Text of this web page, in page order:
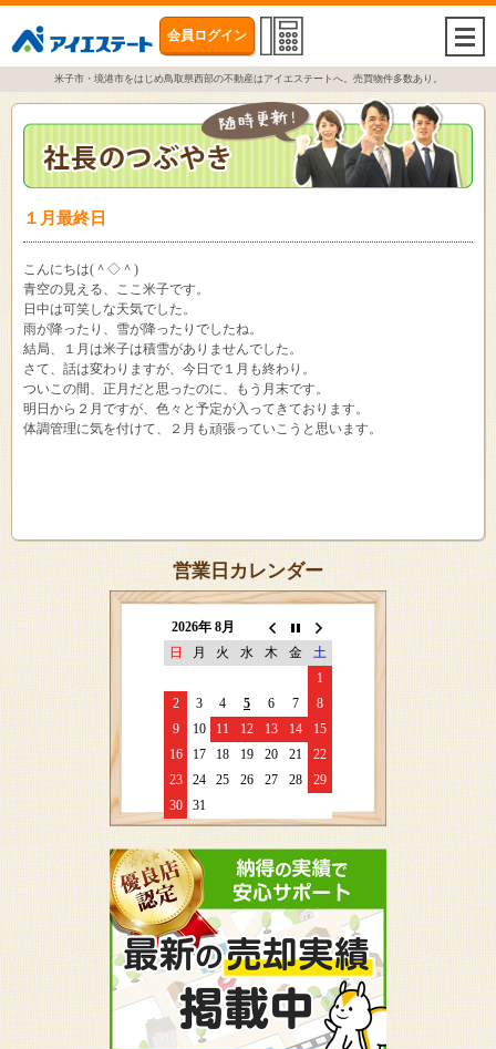
会員ログイン
米子市・境港市をはじめ鳥取県西部の不動産はアイエステートへ。売買物件多数あり。
１月最終日
こんにちは(＾◇＾)
青空の見える、ここ米子です。
日中は可笑しな天気でした。
雨が降ったり、雪が降ったりでしたね。
結局、１月は米子は積雪がありませんでした。
さて、話は変わりますが、今日で１月も終わり。
ついこの間、正月だと思ったのに、もう月末です。
明日から２月ですが、色々と予定が入ってきております。
体調管理に気を付けて、２月も頑張っていこうと思います。
営業日カレンダー
2026年 8月
日
月 火 水 木 金
土
1
2
3 4 5 6 7
8
9
10 11 12 13 14
15
16
17 18 19 20 21
22
23
24 25 26 27 28
29
30
31